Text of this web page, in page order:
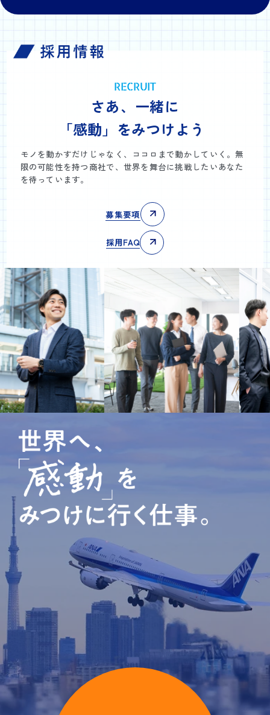
RECRUIT
さあ、一緒に
「感動」をみつけよう
モノを動かすだけじゃなく、ココロまで動かしていく。無
限の可能性を持つ商社で、世界を舞台に挑戦したいあなた
を待っています。
募集要項
採用FAQ